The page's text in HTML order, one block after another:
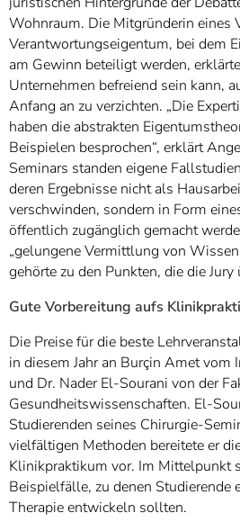
Wohnraum. Die Mitgründerin eines
Verantwortungseigentum, bei dem
am Gewinn beteiligt werden,
Unternehmen befreiend sein kann,
Anfang an zu verzichten. „Die
haben die abstrakten
Beispielen besprochen“, erklärt
Seminars standen eigene
deren Ergebnisse nicht als
verschwinden, sondern in Form
öffentlich zugänglich gemacht
„gelungene Vermittlung von
gehörte zu den Punkten, die die Jury
Gute Vorbereitung aufs
Die Preise für die beste
in diesem Jahr an Burçin Amet
und Dr. Nader El-Sourani von der
Gesundheitswissenschaften. El-
Studierenden seines Chirurgie-
vielfältigen Methoden bereitete er
Klinikpraktikum vor. Im Mittelpunkt
Beispielfälle, zu denen Studierende
Therapie entwickeln sollten.